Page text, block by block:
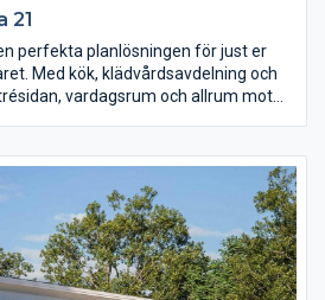
21
perfekta planlösningen för just er
Med kök, klädvårdsavdelning och
vardagsrum och allrum mot
dessutom ett eget gemensamt